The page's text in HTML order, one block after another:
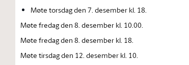
Møte torsdag den 7. desember kl. 18.
Møte fredag den 8. desember kl. 10.00.
Møte fredag den 8. desember kl. 18.
Møte tirsdag den 12. desember kl. 10.